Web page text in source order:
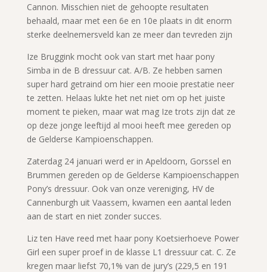
Cannon. Misschien niet de gehoopte resultaten
behaald, maar met een 6e en 10e plaats in dit enorm
sterke deelnemersveld kan ze meer dan tevreden zijn
Ize Bruggink mocht ook van start met haar pony
Simba in de B dressuur cat. A/B. Ze hebben samen
super hard getraind om hier een mooie prestatie neer
te zetten. Helaas lukte het net niet om op het juiste
moment te pieken, maar wat mag Ize trots zijn dat ze
op deze jonge leeftijd al mooi heeft mee gereden op
de Gelderse Kampioenschappen.
Zaterdag 24 januari werd er in Apeldoorn, Gorssel en
Brummen gereden op de Gelderse Kampioenschappen
Pony’s dressuur. Ook van onze vereniging, HV de
Cannenburgh uit Vaassem, kwamen een aantal leden
aan de start en niet zonder succes.
Liz ten Have reed met haar pony Koetsierhoeve Power
Girl een super proef in de klasse L1 dressuur cat. C. Ze
kregen maar liefst 70,1% van de jury’s (229,5 en 191